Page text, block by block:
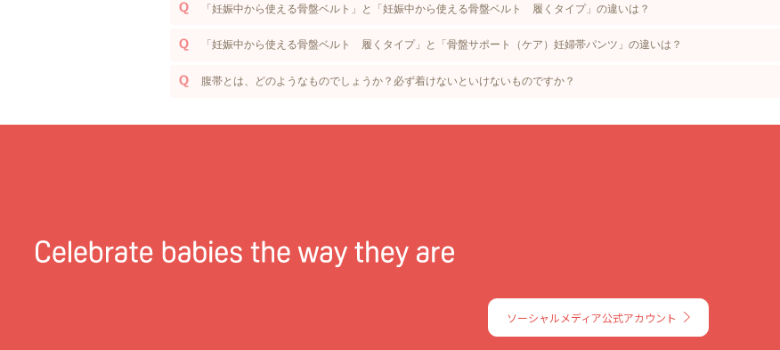
「妊娠中から使える骨盤ベルト」と「妊娠中から使える骨盤ベルト 履くタイプ」の違いは？
「妊娠中から使える骨盤ベルト 履くタイプ」と「骨盤サポート（ケア）妊婦帯パンツ」の違いは？
腹帯とは、どのようなものでしょうか？必ず着けないといけないものですか？
ソーシャルメディア公式アカウント